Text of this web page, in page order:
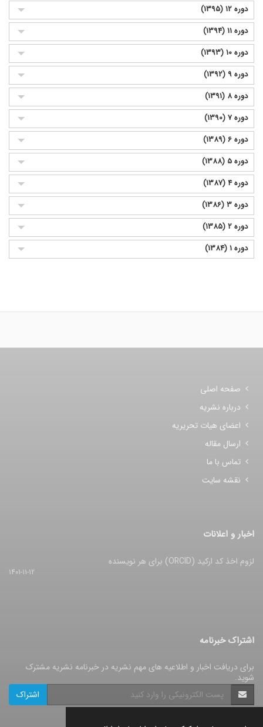
دوره 12 (1395)
دوره 11 (1394)
دوره 10 (1393)
دوره 9 (1392)
دوره 8 (1391)
دوره 7 (1390)
دوره 6 (1389)
دوره 5 (1388)
دوره 4 (1387)
دوره 3 (1386)
دوره 2 (1385)
دوره 1 (1384)
صفحه اصلی
درباره نشریه
اعضای هیات تحریریه
ارسال مقاله
تماس با ما
نقشه سایت
اخبار و اعلانات
لزوم اخذ کد ارکید (ORCID) برای هر نویسنده
1401-11-12
اشتراک خبرنامه
برای دریافت اخبار و اطلاعیه های مهم نشریه در خبرنامه نشریه مشترک
شوید.
اشتراک